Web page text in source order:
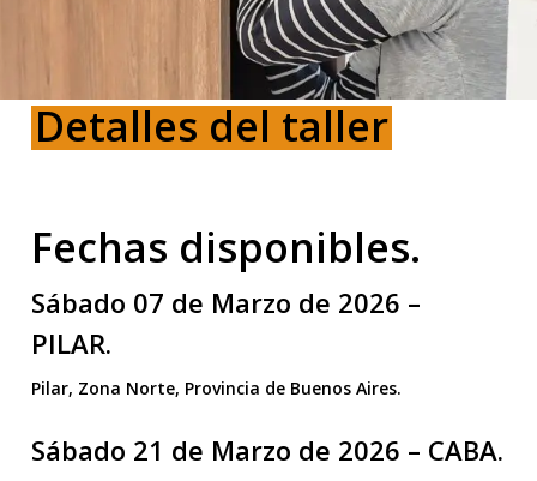
Detalles del taller
Fechas disponibles.
Sábado 07 de Marzo de 2026 –
PILAR.
Pilar, Zona Norte, Provincia de Buenos Aires.
Sábado 21 de Marzo de 2026 – CABA.